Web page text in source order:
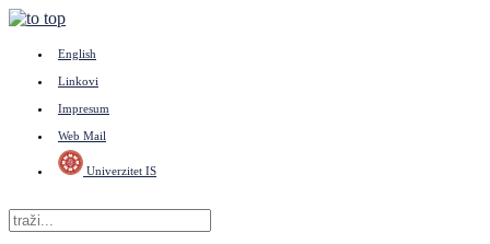
English
Linkovi
Impresum
Web Mail
Univerzitet IS